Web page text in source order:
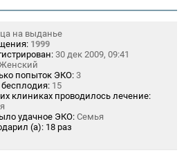
на выданье
1999
30 дек 2009, 09:41
попыток ЭКО: 3
15
клиниках проводилось лечение:
удачное ЭКО: Семья
(а): 18 раз